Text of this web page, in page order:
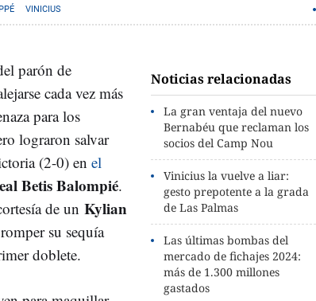
VINICIUS
Noticias relacionadas
La gran ventaja del nuevo
Bernabéu que reclaman los
socios del Camp Nou
Vinicius la vuelve a liar:
gesto prepotente a la grada
de Las Palmas
Las últimas bombas del
mercado de fichajes 2024:
más de 1.300 millones
gastados
parón de
cada vez más
para los
lograron salvar
(2-0) en el
Betis Balompié.
de un Kylian
su sequía
doblete.